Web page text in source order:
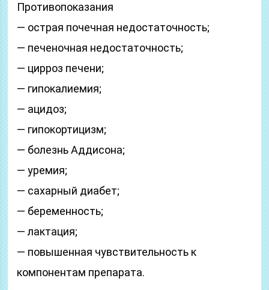
Противопоказания
— острая почечная недостаточность;
— печеночная недостаточность;
— цирроз печени;
— гипокалиемия;
— ацидоз;
— гипокортицизм;
— болезнь Аддисона;
— уремия;
— сахарный диабет;
— беременность;
— лактация;
— повышенная чувствительность к
компонентам препарата.